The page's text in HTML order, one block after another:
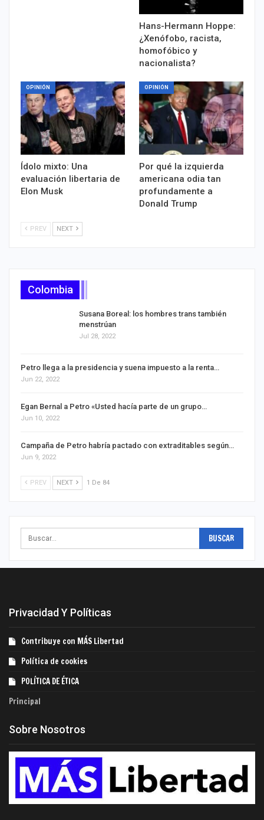
Hans-Hermann Hoppe:
¿Xenófobo, racista,
homofóbico y
nacionalista?
OPINIÓN
Ídolo mixto: Una
evaluación libertaria de
Elon Musk
OPINIÓN
Por qué la izquierda
americana odia tan
profundamente a
Donald Trump
PREV NEXT
Colombia
Susana Boreal: los hombres trans también
menstrúan
Jul 28, 2022
Petro llega a la presidencia y suena impuesto a la renta…
Jun 22, 2022
Egan Bernal a Petro «Usted hacía parte de un grupo…
Jun 10, 2022
Campaña de Petro habría pactado con extraditables según…
Jun 9, 2022
PREV NEXT 1 De 84
Privacidad Y Políticas
Contribuye con MÁS Libertad
Política de cookies
POLÍTICA DE ÉTICA
Principal
Sobre Nosotros